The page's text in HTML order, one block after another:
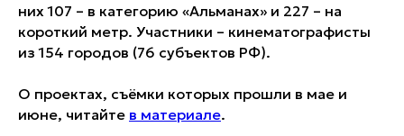
них 107 – в категорию «Альманах» и 227 – на
короткий метр. Участники – кинематографисты
из 154 городов (76 субъектов РФ).
О проектах, съёмки которых прошли в мае и
июне, читайте в материале.